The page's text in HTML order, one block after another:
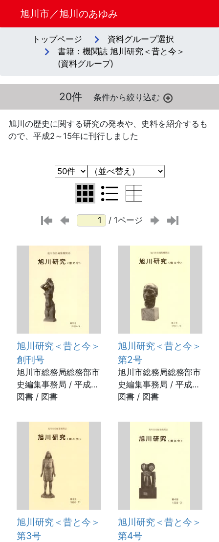
旭川市／旭川のあゆみ
トップページ
資料グループ選択
書籍：機関誌 旭川研究＜昔と今＞
(資料グループ)
20件
旭川の歴史に関する研究の発表や、史料を紹介するも
ので、平成2～15年に刊行しました
/ 1ページ
旭川研究＜昔と今＞
創刊号
旭川市総務局総務部市
史編集事務局 / 平成2
年3月31日
図書 / 図書
旭川研究＜昔と今＞
第2号
旭川市総務局総務部市
史編集事務局 / 平成3
年9月30日
図書 / 図書
旭川研究＜昔と今＞
第3号
旭川研究＜昔と今＞
第4号